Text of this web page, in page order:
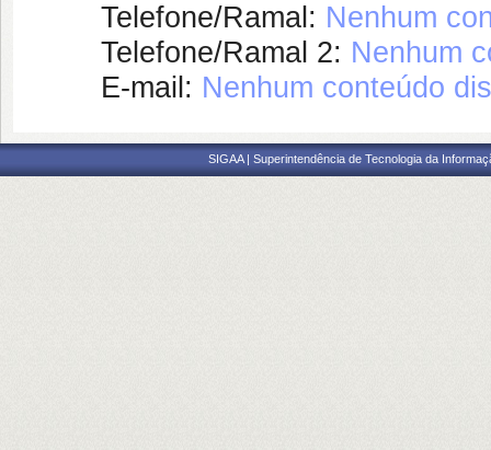
Telefone/Ramal: Nenhum
Telefone/Ramal 2: Nenhum
E-mail: Nenhum conteúdo
SIGAA | Superintendência de Tecnologia da